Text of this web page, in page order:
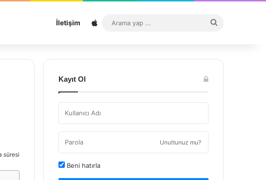
İletişim Sitemap
...
süresi
Kayıt Ol
Unuttunuz mu?
Beni hatırla